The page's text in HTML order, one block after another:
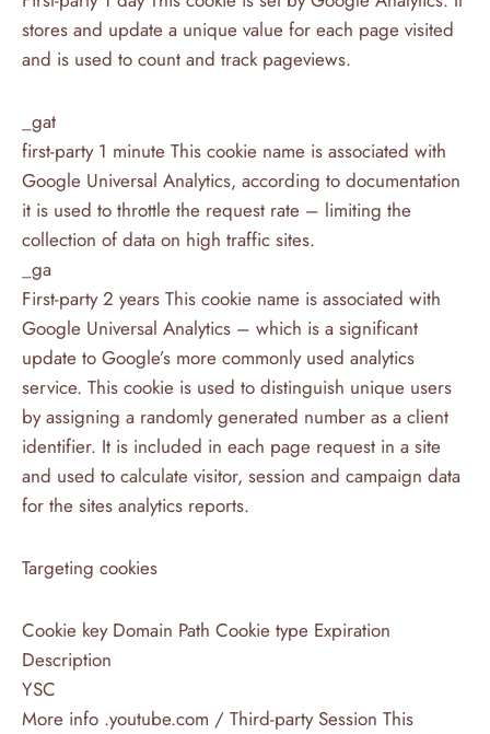
stores and update a unique value for each page visited
and is used to count and track pageviews.
_gat
first-party 1 minute This cookie name is associated with
Google Universal Analytics, according to documentation
it is used to throttle the request rate – limiting the
collection of data on high traffic sites.
_ga
First-party 2 years This cookie name is associated with
Google Universal Analytics – which is a significant
update to Google’s more commonly used analytics
service. This cookie is used to distinguish unique users
by assigning a randomly generated number as a client
identifier. It is included in each page request in a site
and used to calculate visitor, session and campaign data
for the sites analytics reports.
Targeting cookies
Cookie key Domain Path Cookie type Expiration
Description
YSC
More info .youtube.com / Third-party Session This